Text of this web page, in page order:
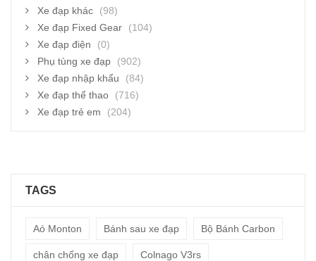
Xe đạp khác
(98)
Xe đạp Fixed Gear
(104)
Xe đạp điện
(0)
Phụ tùng xe đạp
(902)
Xe đạp nhập khẩu
(84)
Xe đạp thể thao
(716)
Xe đạp trẻ em
(204)
TAGS
Aó Monton Bánh sau xe đạp Bộ Bánh Carbon
chân chống xe đạp Colnago V3rs